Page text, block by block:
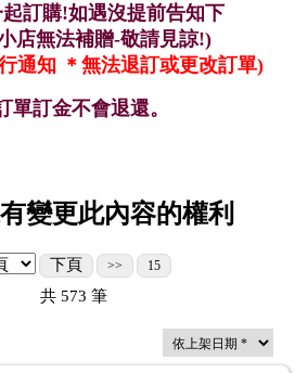
訂購!如遇沒提前告知下
店無法補贈-敬請見諒!)
通知 ＊無法退訂或更改訂單)
單訂金不會退還。
變更此內容的權利
下頁 >> 15
共 573 筆